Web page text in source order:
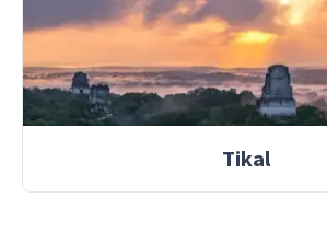
Tikal